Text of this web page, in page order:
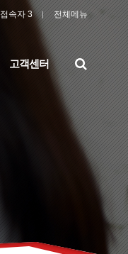
접속자 3 전체메뉴
고객센터
검
색